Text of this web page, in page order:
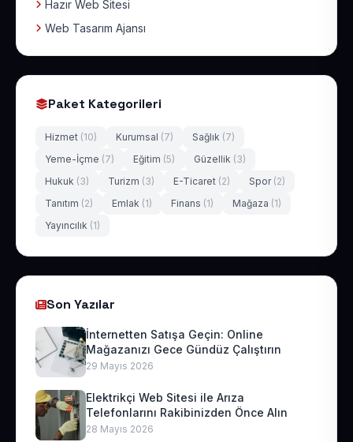
Hazır Web Sitesi
Web Tasarım Ajansı
Paket Kategorileri
Hizmet (10) Kurumsal (7) Sağlık (7)
Yeme-İçme (7) Eğitim (5) Güzellik (3)
Hukuk (3) Turizm (3) E-Ticaret (2) Spor (2)
Tanıtım (2) Emlak (1) Finans (1) Mağaza (1)
Yayıncılık (1)
Son Yazılar
İnternetten Satışa Geçin: Online
Mağazanızı Gece Gündüz Çalıştırın
29 Mayıs 2026
Elektrikçi Web Sitesi ile Arıza
Telefonlarını Rakibinizden Önce Alın
28 Mayıs 2026